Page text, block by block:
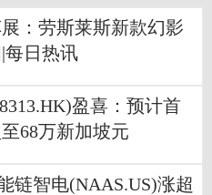
：劳斯莱斯新款幻影
每日热讯
盈喜：预计首
68万新加坡元
链智电(NAAS.US)涨超